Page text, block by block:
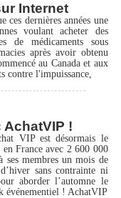
Internet
ces dernières années une
voulant acheter des
de médicaments sous
après avoir obtenu
au Canada et aux
contre l'impuissance,
!
VIP est désormais le
France avec 2 600 000
membres un mois de
sans contrainte ni
aborder l’automne le
! AchatVIP